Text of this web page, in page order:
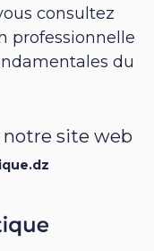
consultez
professionnelle
du
notre site web